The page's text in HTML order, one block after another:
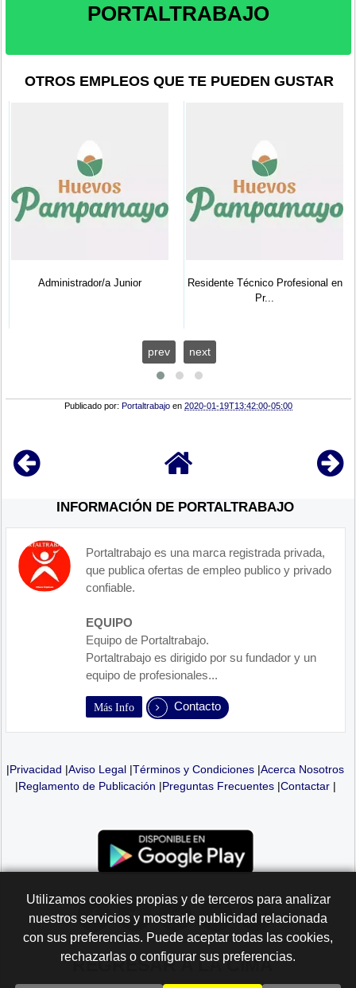
PORTALTRABAJO
OTROS EMPLEOS QUE TE PUEDEN GUSTAR
Administrador/a Junior
Residente Técnico Profesional en
Pr...
prev next
Publicado por:Portaltrabajo en2020-01-19T13:42:00-05:00
INFORMACIÓN DE PORTALTRABAJO
Portaltrabajo es una marca registrada privada,
que publica ofertas de empleo publico y privado
confiable.
EQUIPO
Equipo de Portaltrabajo.
Portaltrabajo es dirigido por su fundador y un
equipo de profesionales...
Más Info Contacto
|Privacidad |Aviso Legal |Términos y Condiciones |Acerca Nosotros
|Reglamento de Publicación |Preguntas Frecuentes|Contactar|
Utilizamos cookies propias y de terceros para analizar
nuestros servicios y mostrarle publicidad relacionada
con sus preferencias. Puede aceptar todas las cookies,
rechazarlas o configurar sus preferencias.
REGRESAR A LACIMA